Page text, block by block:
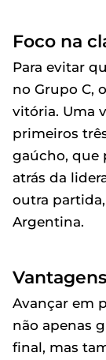
Foco na
Para evitar
no Grupo C,
vitória. Uma
primeiros
gaúcho, que
atrás da
outra
Argentina.
Avançar em
não apenas
final, mas